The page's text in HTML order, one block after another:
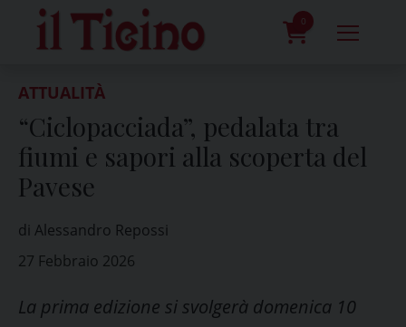
content
0
ATTUALITÀ
“Ciclopacciada”, pedalata tra
fiumi e sapori alla scoperta del
Pavese
di Alessandro Repossi
27 Febbraio 2026
La prima edizione si svolgerà domenica 10